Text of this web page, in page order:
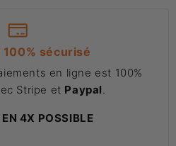
100% sécurisé
en ligne est 100%
Stripe et Paypal
4X POSSIBLE